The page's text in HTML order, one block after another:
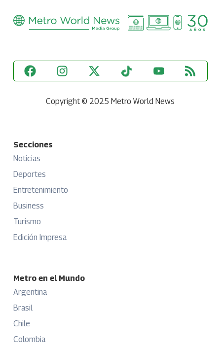
Copyright © 2025 Metro World News
Secciones
Noticias
Deportes
Entretenimiento
Business
Turismo
Edición Impresa
Metro en el Mundo
Argentina
Brasil
Chile
Colombia